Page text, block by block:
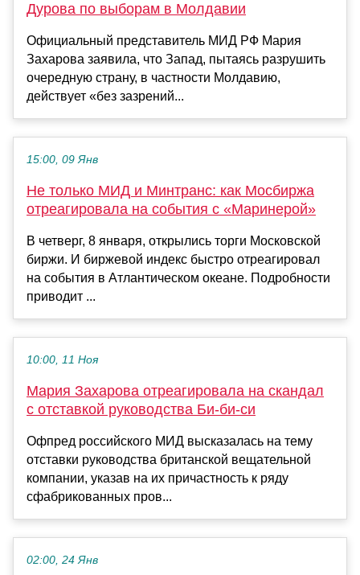
Дурова по выборам в Молдавии
Официальный представитель МИД РФ Мария
Захарова заявила, что Запад, пытаясь разрушить
очередную страну, в частности Молдавию,
действует «без зазрений...
15:00, 09 Янв
Не только МИД и Минтранс: как Мосбиржа
отреагировала на события с «Маринерой»
В четверг, 8 января, открылись торги Московской
биржи. И биржевой индекс быстро отреагировал
на события в Атлантическом океане. Подробности
приводит ...
10:00, 11 Ноя
Мария Захарова отреагировала на скандал
с отставкой руководства Би-би-си
Офпред российского МИД высказалась на тему
отставки руководства британской вещательной
компании, указав на их причастность к ряду
сфабрикованных пров...
02:00, 24 Янв